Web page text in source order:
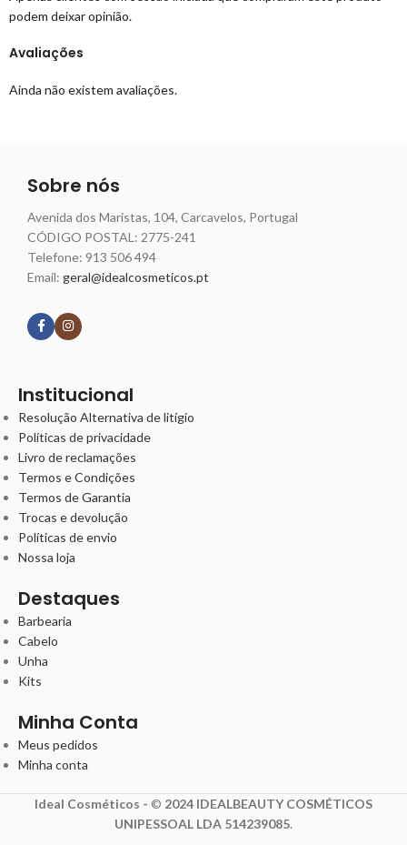
Avaliações
Ainda não existem avaliações.
podem deixar opinião.
Sobre nós
Avenida dos Maristas, 104, Carcavelos, Portugal
CÓDIGO POSTAL: 2775-241
Telefone: 913 506 494
Email: geral@idealcosmeticos.pt
Institucional
Resolução Alternativa de litígio
Políticas de privacidade
Livro de reclamações
Termos e Condições
Termos de Garantia
Trocas e devolução
Políticas de envio
Nossa loja
Destaques
Barbearia
Cabelo
Unha
Kits
Minha Conta
Meus pedidos
Minha conta
Ideal Cosméticos - © 2024 IDEALBEAUTY COSMÉTICOS
UNIPESSOAL LDA 514239085.